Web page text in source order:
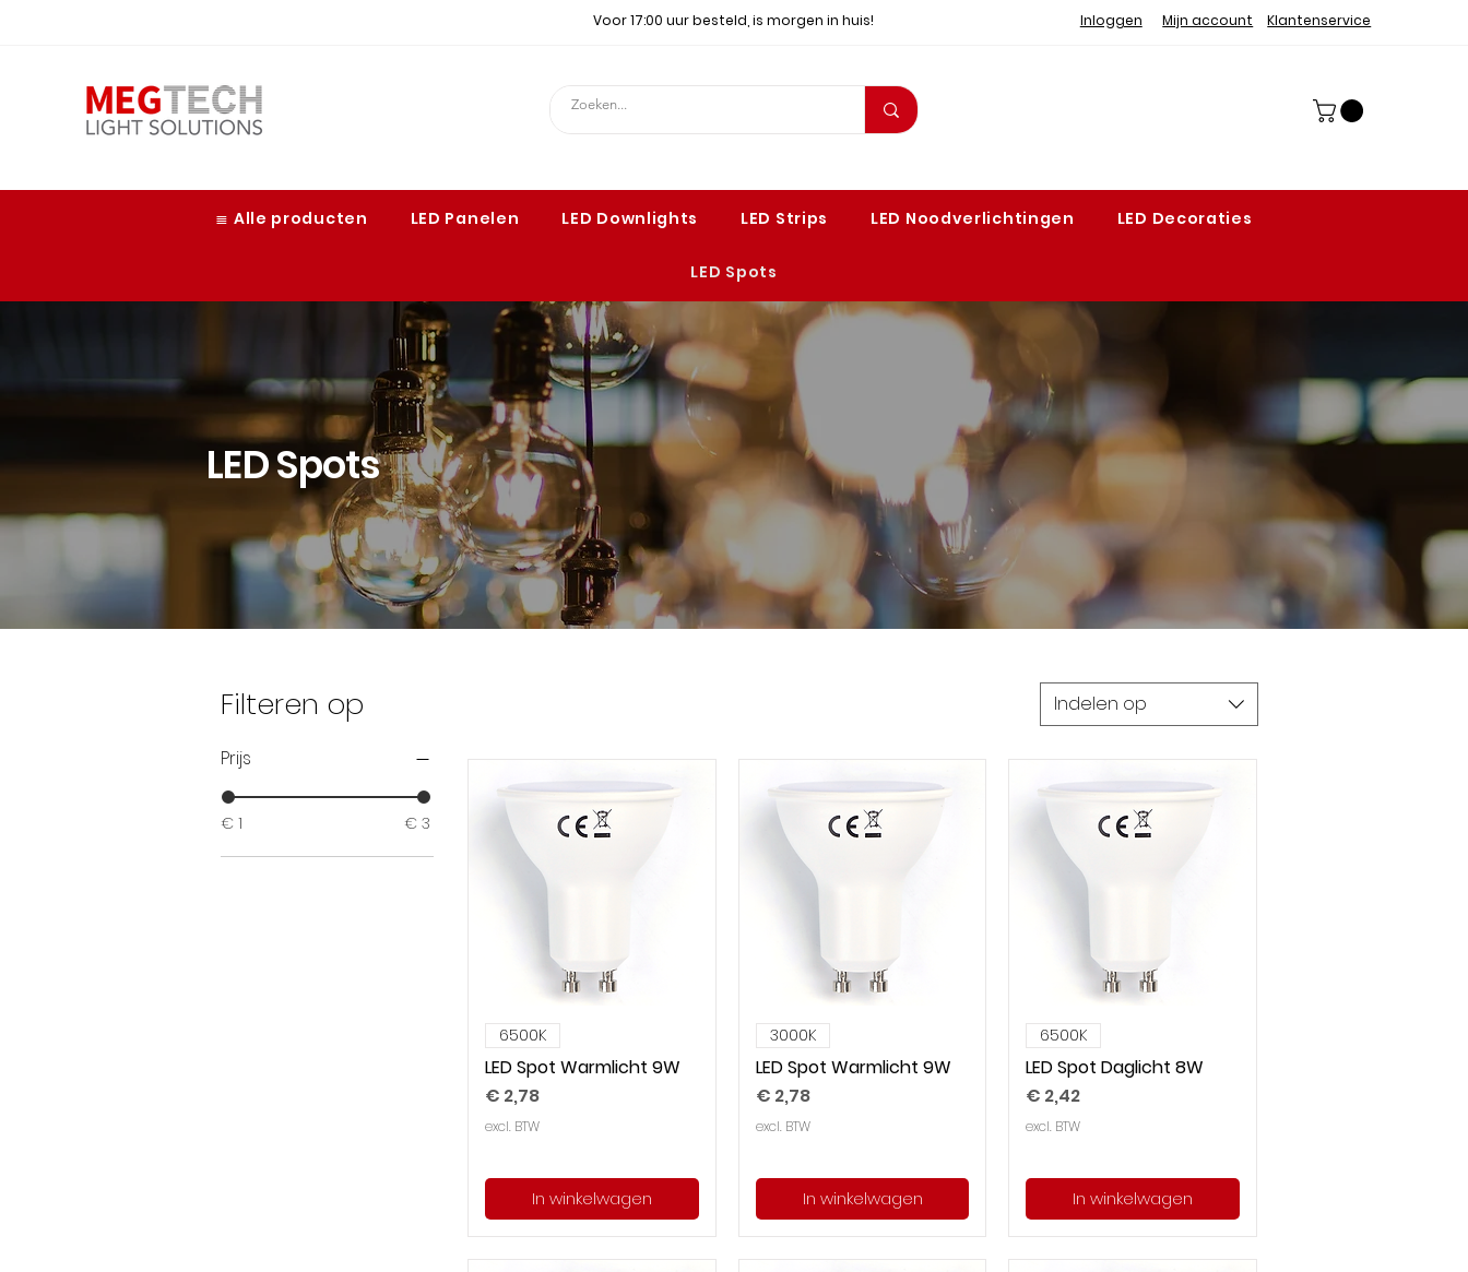
Voor 17:00 uur besteld, is morgen in huis! Inloggen Mijn account Klantenservice
≣ Alle producten LED Panelen LED Downlights LED Strips LED Noodverlichtingen LED Decoraties
LED Spots
LED Spots
Filteren op
Prijs
€ 1 € 3
Indelen op
6500K
LED Spot Warmlicht 9W
Prijs
€ 2,78
excl. BTW
In winkelwagen
3000K
LED Spot Warmlicht 9W
Prijs
€ 2,78
excl. BTW
In winkelwagen
6500K
LED Spot Daglicht 8W
Prijs
€ 2,42
excl. BTW
In winkelwagen